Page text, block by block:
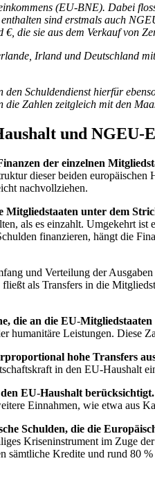
(EU-BNE). Dabei
sind erstmals auch
die sie aus dem Verkauf von
Irland und Deutschland
den Schuldendienst hierfür
Zahlen zeitgleich mit den
und NGEU-
der einzelnen
dieser beiden europäischen
nachvollziehen.
Mitgliedstaaten unter dem
als es einzahlt. Umgekehrt
finanzieren, hängt die
und Verteilung der
als Transfers in die
die an die EU-Mitgliedstaaten
humanitäre Leistungen. Diese
hohe Transfers
in den EU-Haushalt
EU-Haushalt berücksichtigt.
Einnahmen, wie etwa aus
Schulden, die die
Kriseninstrument im Zuge
sämtliche Kredite und rund 80